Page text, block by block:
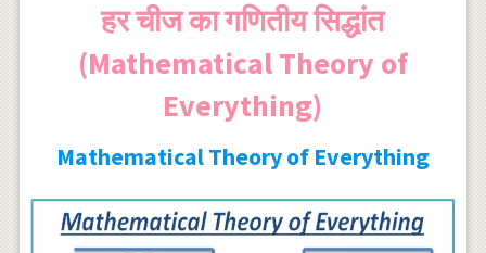
हर चीज का गणितीय सिद्धांत
(Mathematical Theory of
Everything)
Mathematical Theory of Everything